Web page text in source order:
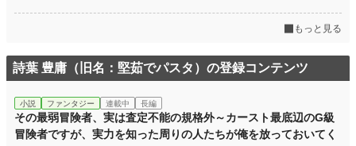
もっと見る
詩葉 豊庸（旧名：堅茹でパスタ）の登録コンテンツ
小説 ファンタジー 連載中 長編
その最弱冒険者、実は査定不能の規格外～カースト最底辺のG級
冒険者ですが、実力を知った周りの人たちが俺を放っておいてく